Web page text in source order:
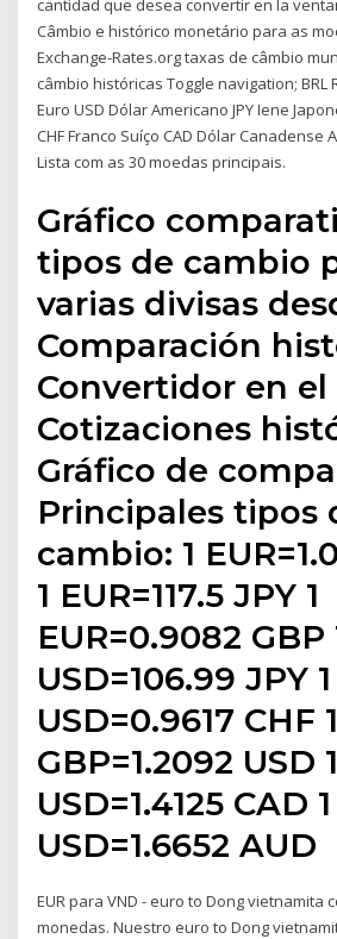
cantidad que desea convertir en la
Câmbio e histórico monetário para as
Exchange-Rates.org taxas de câmbio
câmbio históricas Toggle navigation; BRL
Euro USD Dólar Americano JPY Iene
CHF Franco Suíço CAD Dólar Canadense
Lista com as 30 moedas principais.
Gráfico
tipos de cambio
varias divisas
Comparación
Convertidor en el
Cotizaciones
Gráfico de
Principales tipos
cambio: 1
1 EUR=117.5 JPY 1
EUR=0.9082 GBP
USD=106.99 JPY 1
USD=0.9617 CHF 1
GBP=1.2092 USD 1
USD=1.4125 CAD 1
USD=1.6652 AUD
EUR para VND - euro to Dong vietnamita
monedas. Nuestro euro to Dong